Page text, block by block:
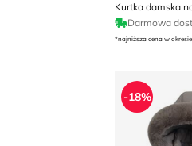
Darmowa
*najniższa cena w
Kurtka
-18%